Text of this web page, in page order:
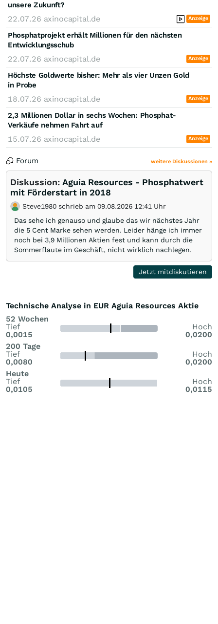
unsere Zukunft?
22.07.26 axinocapital.de Anzeige
Phosphatprojekt erhält Millionen für den nächsten
Entwicklungsschub
22.07.26 axinocapital.de Anzeige
Höchste Goldwerte bisher: Mehr als vier Unzen Gold
in Probe
18.07.26 axinocapital.de Anzeige
2,3 Millionen Dollar in sechs Wochen: Phosphat-
Verkäufe nehmen Fahrt auf
15.07.26 axinocapital.de Anzeige
Forum weitere Diskussionen »
Diskussion: Aguia Resources - Phosphatwert
mit Förderstart in 2018
Steve1980 schrieb am 09.08.2026 12:41 Uhr
Das sehe ich genauso und glaube das wir nächstes Jahr
die 5 Cent Marke sehen werden. Leider hänge ich immer
noch bei 3,9 Millionen Aktien fest und kann durch die
Sommerflaute im Geschäft, nicht wirklich nachlegen.
Jetzt mitdiskutieren
Technische Analyse in EUR Aguia Resources Aktie
52 Wochen
Tief
0,0015
Hoch
0,0200
200 Tage
Tief
0,0080
Hoch
0,0200
Heute
Tief
0,0105
Hoch
0,0115